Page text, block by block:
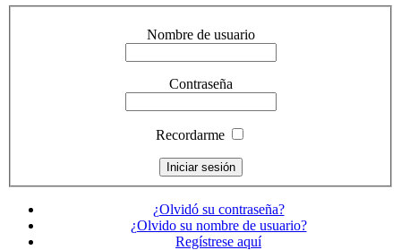
Nombre de usuario
Contraseña
Recordarme
¿Olvidó su contraseña?
¿Olvido su nombre de usuario?
Regístrese aquí